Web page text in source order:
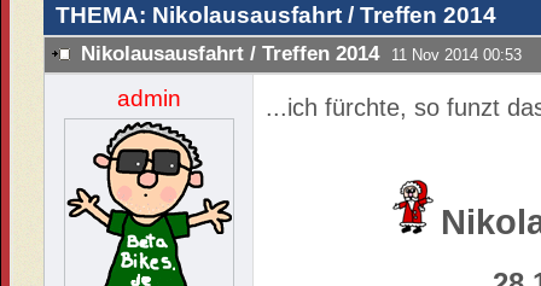
THEMA: Nikolausausfahrt / Treffen 2014
Nikolausausfahrt / Treffen 2014 11 Nov 2014 00:53
admin ...ich fürchte, so funzt